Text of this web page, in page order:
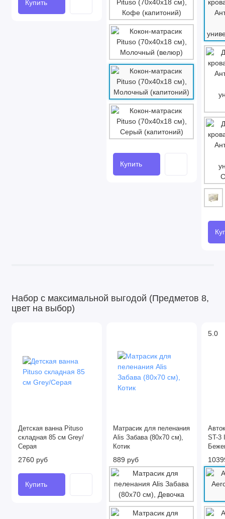
Купить
Купить
Набор с максимальной выгодой (Предметов 8,
цвет на выбор)
Детская ванна Pituso
складная 85 см Grey/
Серая
2760 руб
Купить
Матрасик для пеленания
Alis Забава (80х70 см),
Котик
889 руб
5.0
ST-3